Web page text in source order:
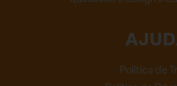
Política de